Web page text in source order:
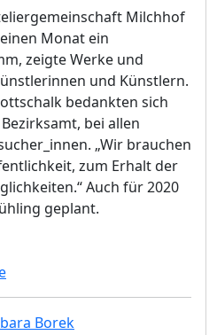
Milchhof
Monat ein
zeigte Werke und
und Künstlern.
bedankten sich
bei allen
„Wir brauchen
zum Erhalt der
Auch für 2020
geplant.
Borek